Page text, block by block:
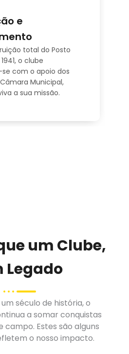
e
total do Posto
o clube
com o apoio dos
Municipal,
a sua missão.
um Clube,
Legado
século de história, o
a somar conquistas
campo. Estes são alguns
o nosso impacto.